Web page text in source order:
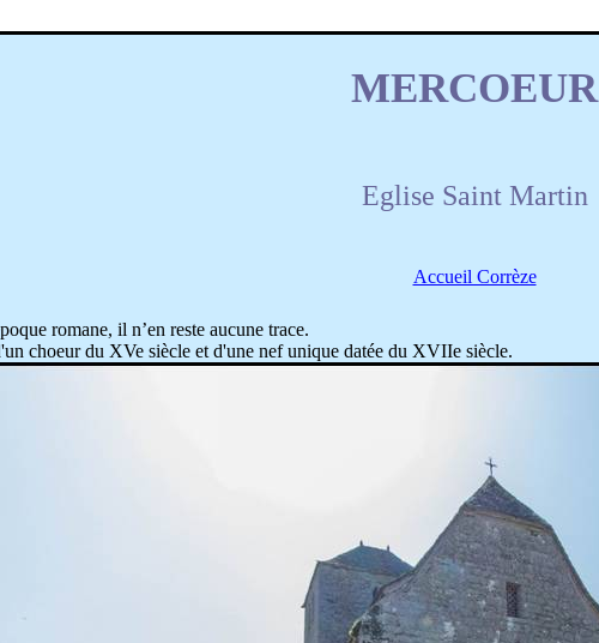
MERCOEUR
Eglise Saint Martin
Accueil Corrèze
romane, il n’en reste aucune trace.
choeur du XVe siècle et d'une nef unique datée du XVIIe siècle.